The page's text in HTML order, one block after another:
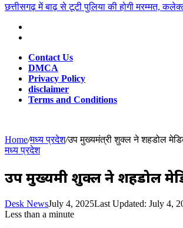
छत्तीसगढ़ में बाढ़ से टूटी पुलिया की होगी मरम्मत,
Contact Us
DMCA
Privacy Policy
disclaimer
Terms and Conditions
Home/मध्य प्रदेश/उप मुख्यमंत्री शुक्ल ने शहडोल
मध्य प्रदेश
उप मुख्यमंत्री शुक्ल ने शहडोल
Desk NewsJuly 4, 2025Last Updated: July 4,
Less than a minute